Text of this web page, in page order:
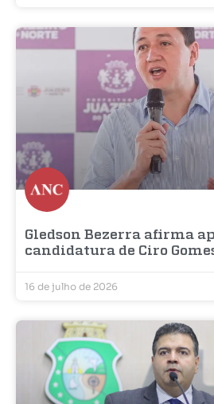
Gledson Bezerra afirma
candidatura de Ciro
16 de julho de 2026